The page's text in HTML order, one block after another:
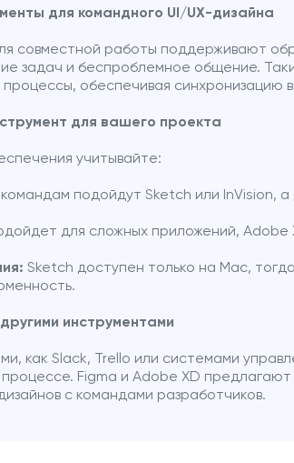
для командного UI/UX-дизайна
совместной работы поддерживают
задач и беспроблемное общение.
обеспечивая синхронизацию
для вашего проекта
учитывайте:
подойдут Sketch или InVision,
для сложных приложений, Adobe
Sketch доступен только на Mac,
инструментами
как Slack, Trello или системами
Figma и Adobe XD
с командами разработчиков.